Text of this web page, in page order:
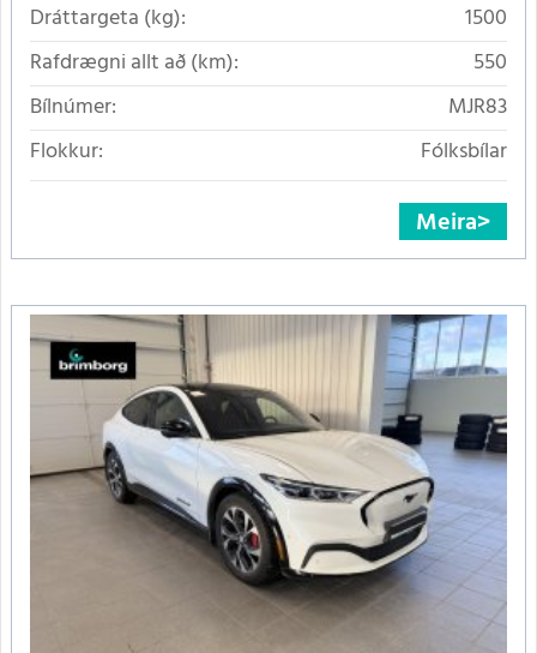
Dráttargeta (kg):
1500
Rafdrægni allt að (km):
550
Bílnúmer:
MJR83
Flokkur:
Fólksbílar
Meira